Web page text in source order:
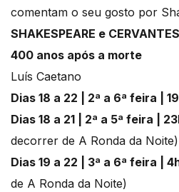
comentam o seu gosto por
SHAKESPEARE e CERVANTES
400 anos após a morte
Luís Caetano
Dias 18 a 22 | 2ª a 6ª feira |
Dias 18 a 21 | 2ª a 5ª feira |
decorrer de A Ronda da Noite)
Dias 19 a 22 | 3ª a 6ª feira |
de A Ronda da Noite)